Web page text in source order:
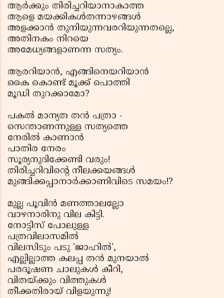
ആര്‍ക്കും തിരിച്ചറിയാനാകാത്ത
ആളെ മയക്കികള്‍തന്നാഴങ്ങള്‍
അളക്കാന്‍ തുനിയുന്നവരറിയുന്നതല്ലെ,
അതിനകം നിറയെ
അമേധ്യങ്ങളാണന്ന സത്യം.
ആരറിയാന്‍, എങ്ങിനെയറിയാന്‍
കൈ കൊണ്ട് മൂക്ക് പൊത്തി
മൂഡി തുറക്കാമോ?
പകല്‍ മാന്യത തന്‍ പത്രാ -
സെന്താണന്നുള്ള സത്യത്തെ
നേരില്‍ കാണാന്‍
പാതിര നേരം
സൂര്യനുദിക്കേണ്ടി വരും!
തിരിച്ചറിവിന്റെ നീലക്കയങ്ങള്‍
മുങ്ങിക്കപ്പാനാര്‍ക്കാണിവിടെ സമയം!?
മുല്ല പൂവിന്‍ മണത്താലല്ലോ
വാഴനാരിനു വില കിട്ടി.
നോട്ടിസ് പോലുള്ള
പത്രവിലാസമില്‍
വിലസിടും പടു 'ജാഹില്‍',
എല്ലില്ലാത്ത കലപ്പ തന്‍ മുനയാല്‍
പരദൂഷണ ചാലുകള്‍ കീറി,
വിതയ്ക്കും വിത്തുകള്‍
തീക്കതിരായ് വിളയുന്നു!